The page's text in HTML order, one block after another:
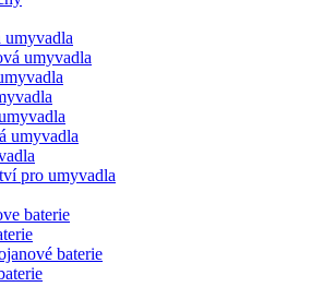
umyvadla
umyvadla
umyvadla
pro umyvadla
baterie
baterie